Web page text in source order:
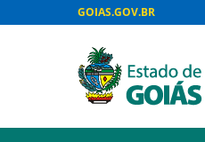
GOIAS.GOV.BR